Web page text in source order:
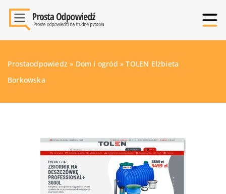
Prostaodpowiedz » Dom i ogród »TOLEN Elżbieta
Borkowska